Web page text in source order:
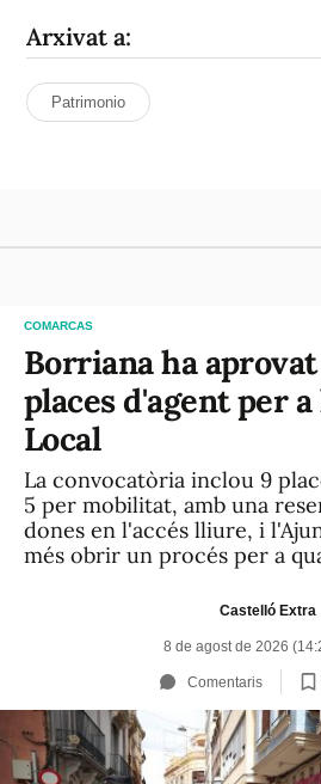
Arxivat a:
Patrimonio
COMARCAS
Borriana ha aprovat
places d'agent per
Local
La convocatòria inclou 9
5 per mobilitat, amb una
dones en l'accés lliure, i
més obrir un procés per a
Castelló Extra
8 de agost de 2026
Comentaris